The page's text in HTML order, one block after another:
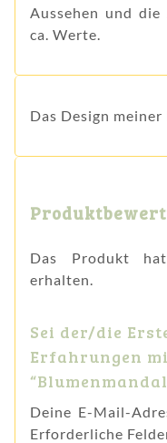
Aussehen und
ca. Werte.
Das Design
Das Produkt
erhalten.
Sei der/die
Erfahrungen
Deine E-Mail-
Erforderliche